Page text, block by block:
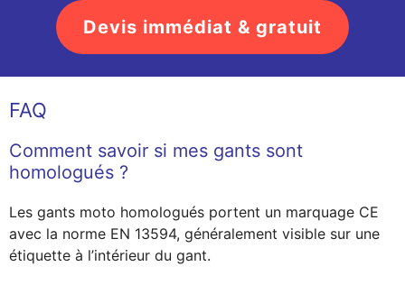
Devis immédiat & gratuit
FAQ
Comment savoir si mes gants sont
homologués ?
Les gants moto homologués portent un marquage CE
avec la norme EN 13594, généralement visible sur une
étiquette à l’intérieur du gant.